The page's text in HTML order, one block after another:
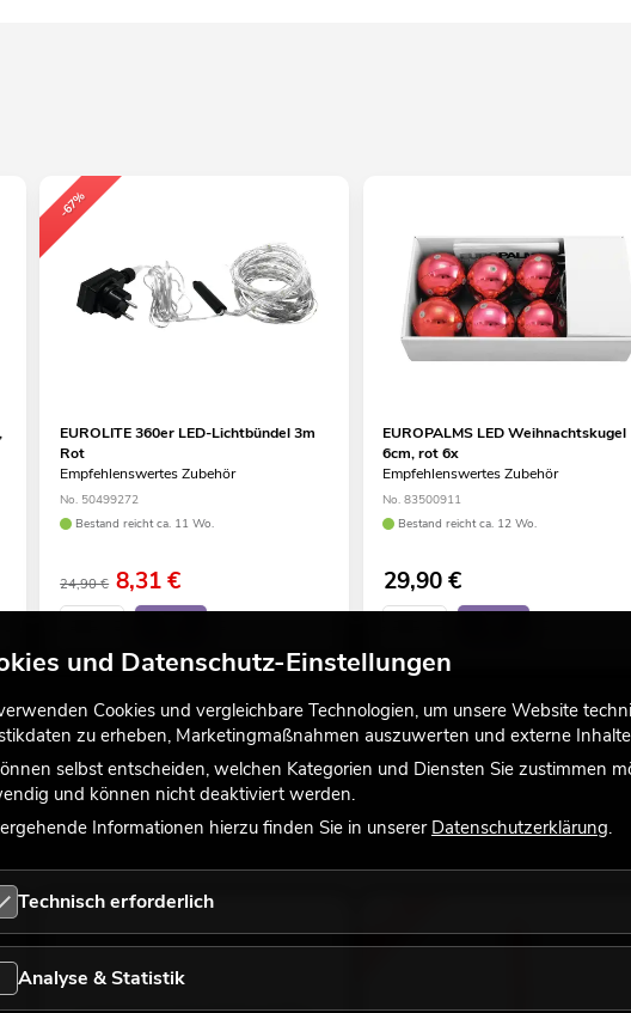
-67%
EUROLITE 360er LED-Lichtbündel 3m
Rot
Empfehlenswertes Zubehör
No. 50499272
Bestand reicht ca. 11 Wo.
24,90 € 8,31€
EUROPALMS LED Weihnachtskugel
6cm, rot 6x
Empfehlenswertes Zubehör
No. 83500911
Bestand reicht ca. 12 Wo.
29,90€
-66%
und Datenschutz-Einstellungen
Cookies und vergleichbare Technologien, um unsere Website
zu erheben, Marketingmaßnahmen auszuwerten und externe
selbst entscheiden, welchen Kategorien und Diensten Sie zustimmen
und können nicht deaktiviert werden.
Informationen hierzu finden Sie in unserer Datenschutzerklärung.
Technisch erforderlich
Analyse & Statistik